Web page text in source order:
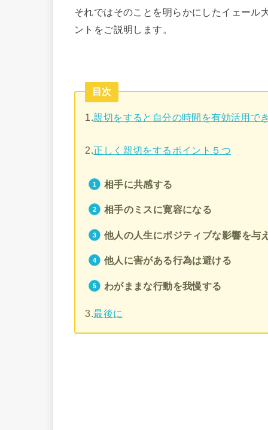
それではそのことを明らかにしたイェール
ントをご説明します。
目次
1.親切をすると自分の時間を有効活用で
2.正しく親切をするポイント５つ
相手に共感する
相手のミスに寛容になる
他人の人生にポジティブな影響を与
他人に害がある行為は避ける
わがままな行動を我慢する
3.最後に